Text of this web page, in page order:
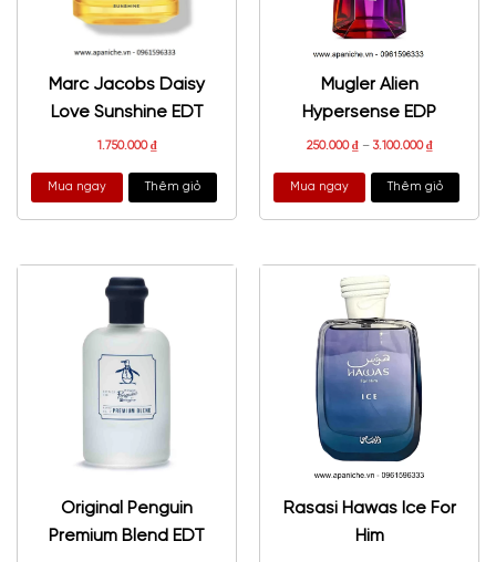
Marc Jacobs Daisy
Love Sunshine EDT
1.750.000₫
Mua ngay Thêm giỏ
Mugler Alien
Hypersense EDP
250.000₫– 3.100.000₫
Mua ngay Thêm giỏ
Original Penguin
Premium Blend EDT
Rasasi Hawas Ice For
Him